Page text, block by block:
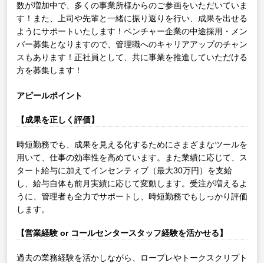
数が増加中で、多くの事業所様からのご参画をいただいていま
す！また、上司や先輩と一緒に振り返りを行い、成果を出せる
ようにサポートいたします！ベンチャー企業の中途採用・メン
バー募集となりますので、管理職へのキャリアアップのチャン
スもあります！正社員として、共に事業を推進していただける
方を募集します！
アピールポイント
【成果を正しく評価】
時短勤務でも、成果を見える化するためにさまざまなツールを
用いて、仕事の効率性を高めています。また業績に応じて、ス
タート給与に加えてインセンティブ（最大30万円）を支給
し、給与自体も前月実績に応じて変動します。受注が増えるよ
うに、管理者も全力でサポートし、時短勤務でもしっかり評価
します。
【営業経験 or コールセンタースタッフ経験を活かせる】
過去の業務経験を活かしながら、ロープレやトークスクリプト